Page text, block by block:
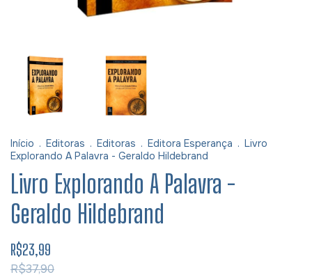
Início . Editoras . Editoras . Editora Esperança . Livro
Explorando A Palavra - Geraldo Hildebrand
Livro Explorando A Palavra -
Geraldo Hildebrand
R$23,99
R$37,90